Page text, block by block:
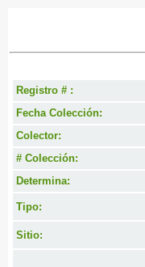
Registro # :
Fecha Colección:
Colector:
# Colección:
Determina:
Tipo:
Sitio: